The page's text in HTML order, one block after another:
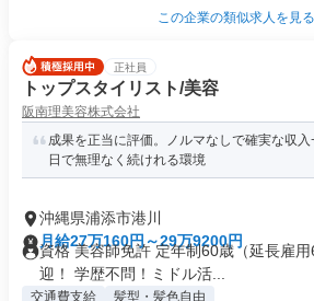
この企業の類似求人を見る
正社員
トップスタイリスト/美容
阪南理美容株式会社
成果を正当に評価。ノルマなしで確実な収
日で無理なく続けれる環境
沖縄県浦添市港川
月給27万160円～29万9200円
資格 美容師免許 定年制60歳（延長雇
迎！ 学歴不問！ミドル活...
交通費支給 髪型・髪色自由